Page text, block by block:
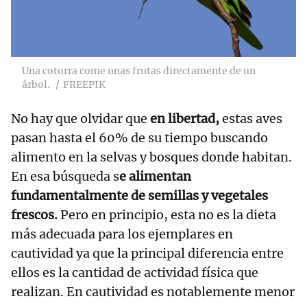
Una cotorra come unas frutas directamente de un
árbol.
FREEPIK
No hay que olvidar que en libertad,estas aves
pasan hasta el 60% de su tiempo buscando
alimento en la selvas y bosques donde habitan.
En esa búsqueda se alimentan
fundamentalmente de semillas y vegetales
frescos.Pero en principio, esta no es la dieta
más adecuada para los ejemplares en
cautividad ya que la principal diferencia entre
ellos es la cantidad de actividad física que
realizan. En cautividad es notablemente menor